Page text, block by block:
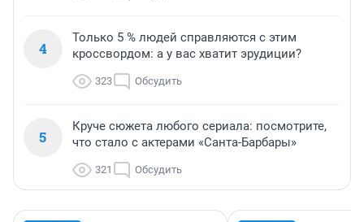
4
Только 5 % людей справляются с этим
кроссвордом: а у вас хватит эрудиции?
323 Обсудить
5
Круче сюжета любого сериала: посмотрите,
что стало с актерами «Санта-Барбары»
321 Обсудить